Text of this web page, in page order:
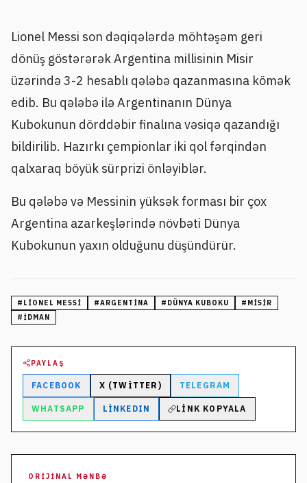
Lionel Messi son dəqiqələrdə möhtəşəm geri
dönüş göstərərək Argentina millisinin Misir
üzərində 3-2 hesablı qələbə qazanmasına kömək
edib. Bu qələbə ilə Argentinanın Dünya
Kubokunun dörddəbir finalına vəsiqə qazandığı
bildirilib. Hazırkı çempionlar iki qol fərqindən
qalxaraq böyük sürprizi önləyiblər.
Bu qələbə və Messinin yüksək forması bir çox
Argentina azarkeşlərində növbəti Dünya
Kubokunun yaxın olduğunu düşündürür.
# LIONEL MESSI #ARGENTINA # DÜNYA KUBOKU # MISIR
# IDMAN
PAYLAŞ
FACEBOOK X (TWITTER) TELEGRAM
WHATSAPP LINKEDIN LINK KOPYALA
ORIJINAL MƏNBƏ